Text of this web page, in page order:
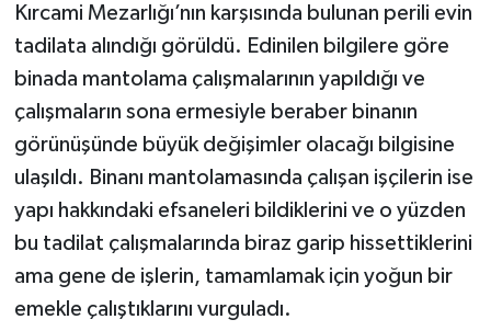
Kırcami Mezarlığı’nın karşısında bulunan perili evin
tadilata alındığı görüldü. Edinilen bilgilere göre
binada mantolama çalışmalarının yapıldığı ve
çalışmaların sona ermesiyle beraber binanın
görünüşünde büyük değişimler olacağı bilgisine
ulaşıldı. Binanı mantolamasında çalışan işçilerin ise
yapı hakkındaki efsaneleri bildiklerini ve o yüzden
bu tadilat çalışmalarında biraz garip hissettiklerini
ama gene de işlerin, tamamlamak için yoğun bir
emekle çalıştıklarını vurguladı.